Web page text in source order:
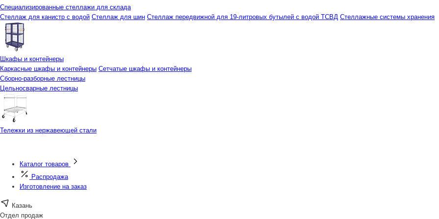
Специализированные стеллажи для склада
Стеллаж для канистр с водой Стеллаж для шин Стеллаж передвижной для 19-литровых бутылей с водой ТСВД Стеллажные системы хранения
Шкафы и контейнеры
Каркасные шкафы и контейнеры Сетчатые шкафы и контейнеры
Сборно-разборные лестницы
Цельносварные лестницы
Тележки из нержавеющей стали
Каталог товаров
Распродажа
Изготовление на заказ
Казань
Отдел продаж